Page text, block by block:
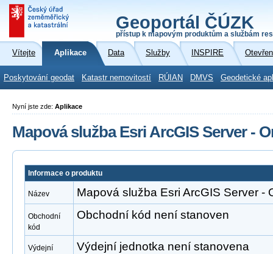
Geoportál ČÚZK
přístup k mapovým produktům a službám
Vítejte Aplikace Data Služby INSPIRE
Poskytování geodat Katastr nemovitostí RÚIAN DMVS Geodetické
Nyní jste zde: Aplikace
Mapová služba Esri ArcGIS Server -
Informace o produktu
Název Mapová služba Esri ArcGIS Server -
Obchodní
kód
Obchodní kód není stanoven
Výdejní
Výdejní jednotka není stanovena